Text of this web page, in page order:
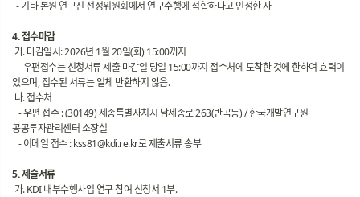
- 기타 본원 연구진 선정위원회에서 연구수행에 적합하다고 인정한 자
4. 접수마감
가. 마감일시: 2026년 1월 20일(화) 15:00까지
- 우편접수는 신청서류 제출 마감일 당일 15:00까지 접수처에 도착한 것에 한하여 효력이
있으며, 접수된 서류는 일체 반환하지 않음.
나. 접수처
- 우편 접수 : (30149) 세종특별자치시 남세종로 263(반곡동) / 한국개발연구원
공공투자관리센터 소장실
- 이메일 접수 : kss81@kdi.re.kr로 제출서류 송부
5. 제출서류
가. KDI 내부수행사업 연구 참여 신청서 1부.